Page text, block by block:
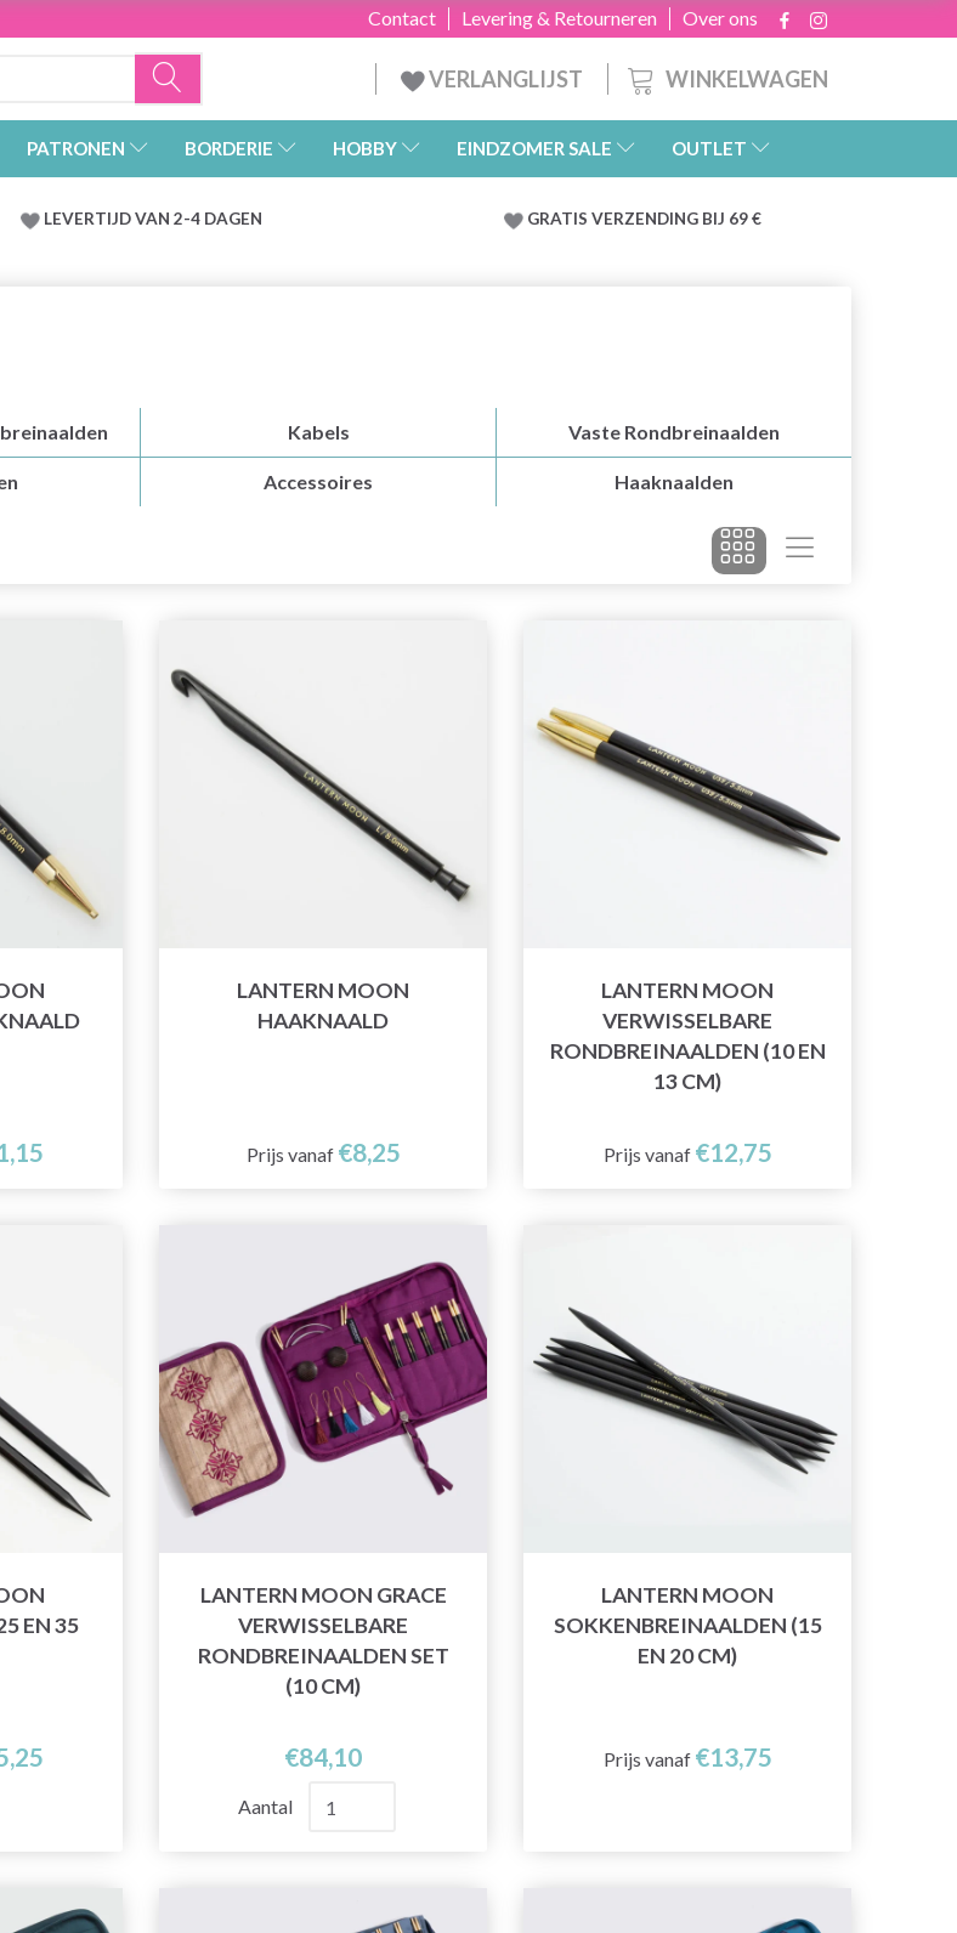
Over ons
Levering & Retourneren
Contact
WINKELWAGEN
VERLANGLIJST
PATRONEN BORDERIE HOBBY EINDZOMER SALE OUTLET
LEVERTIJD VAN 2-4 DAGEN GRATIS VERZENDING BIJ 69 €
Kabels Vaste Rondbreinaalden
Accessoires Haaknaalden
LANTERN MOON
HAAKNAALD
Prijs vanaf €8,25
LANTERN MOON
VERWISSELBARE
RONDBREINAALDEN (10 EN
13 CM)
Prijs vanaf €12,75
EN 35
LANTERN MOON GRACE
VERWISSELBARE
RONDBREINAALDEN SET
(10 CM)
€84,10
Aantal
LANTERN MOON
SOKKENBREINAALDEN (15
EN 20 CM)
Prijs vanaf €13,75